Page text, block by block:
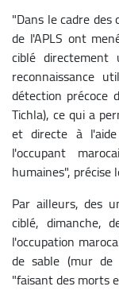
"Dans le cadre
de l'APLS ont
ciblé
reconnaissance
détection précoce
Tichla), ce qui a
et directe à
l'occupant
humaines", précise
Par ailleurs, des
ciblé, dimanche,
l'occupation
de sable (mur de
"faisant des morts